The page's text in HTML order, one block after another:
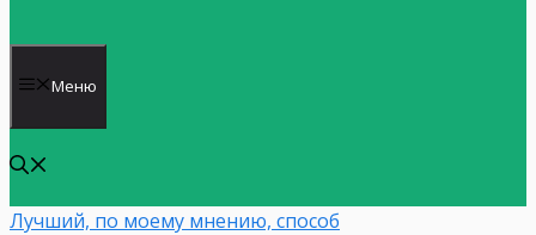
Меню
Лучший, по моему мнению, способ